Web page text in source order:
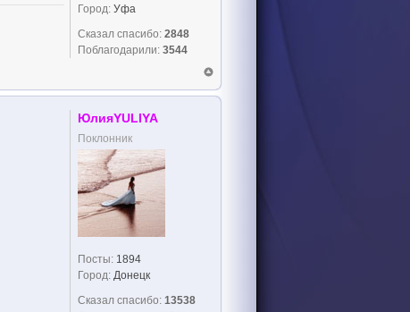
Город: Уфа
Сказал спасибо: 2848
Поблагодарили: 3544
ЮлияYULIYA
Поклонник
Посты: 1894
Город: Донецк
Сказал спасибо: 13538